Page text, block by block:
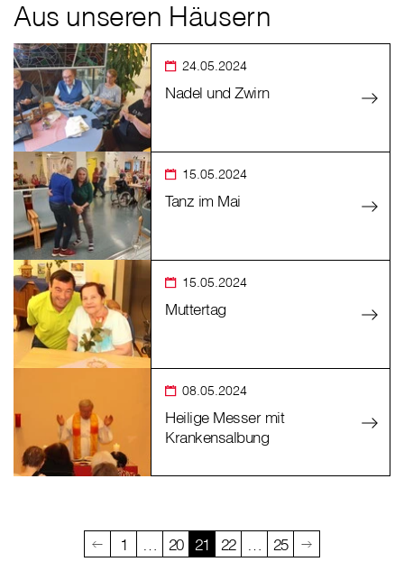
Aus unseren Häusern
24.05.2024
Nadel und Zwirn
15.05.2024
Tanz im Mai
15.05.2024
Muttertag
08.05.2024
Heilige Messer mit
Krankensalbung
1 … 20 21 22 … 25